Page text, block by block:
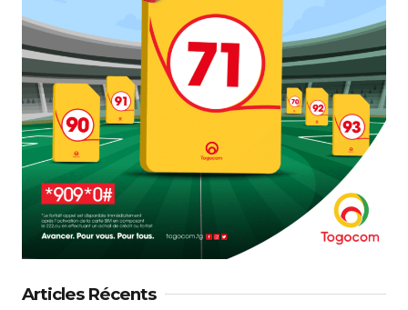
Articles Récents